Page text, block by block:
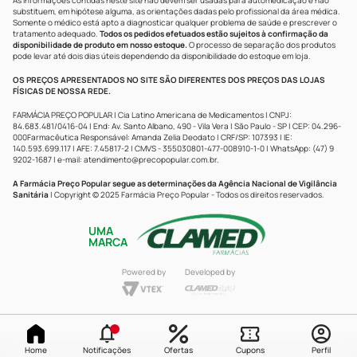
Home Notificações Ofertas Cupons Perfil
substituem, em hipótese alguma, as orientações dadas pelo profissional da área médica.
Somente o médico está apto a diagnosticar qualquer problema de saúde e prescrever o
tratamento adequado. Todos os pedidos efetuados estão sujeitos à confirmação da
disponibilidade de produto em nosso estoque.O processo de separação dos produtos
pode levar até dois dias úteis dependendo da disponibilidade do estoque em loja.
OS PREÇOS APRESENTADOS NO SITE SÃO DIFERENTES DOS PREÇOS DAS LOJAS
FÍSICAS DE NOSSA REDE.
FARMÁCIA PREÇO POPULAR | Cia Latino Americana de Medicamentos | CNPJ:
84.683.481/0416-04 | End: Av. Santo Albano, 490 - Vila Vera | São Paulo - SP | CEP: 04.296-
000Farmacêutica Responsável: Amanda Zelia Deodato | CRF/SP: 107393 | IE:
140.593.699.117 | AFE: 7.45817-2 | CMVS - 355030801-477-008910-1-0 | WhatsApp: (47) 9
9202-1687 | e-mail: atendimento@precopopular.com.br.
A Farmácia Preço Popular segue as determinações da Agência Nacional de Vigilância
Sanitária | Copyright © 2025 Farmácia Preço Popular - Todos os direitos reservados.
UMA
MARCA
Powered by Developed by